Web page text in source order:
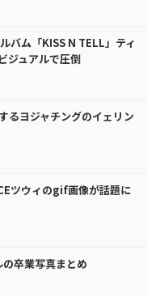
バム「KISS N TELL」ティ
ジュアルで圧倒
るヨジャチングのイェリン
ツウィのgif画像が話題に
卒業写真まとめ